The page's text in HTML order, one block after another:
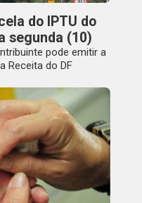
do IPTU do
segunda (10)
pode emitir a
Receita do DF